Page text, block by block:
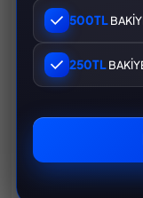
1000
500TL
250TL